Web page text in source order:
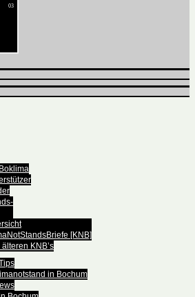
[KNB]
KNB’s
in Bochum